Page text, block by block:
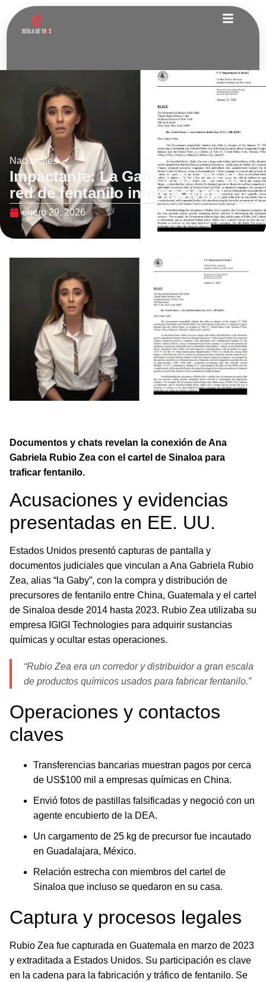
Nacionales
Impactante: La Gaby y su rol en
red de fentanilo internacional
enero 29, 2026
Documentos y chats revelan la conexión de Ana
Gabriela Rubio Zea con el cartel de Sinaloa para
traficar fentanilo.
Acusaciones y evidencias
presentadas en EE. UU.
Estados Unidos presentó capturas de pantalla y
documentos judiciales que vinculan a Ana Gabriela Rubio
Zea, alias “la Gaby”, con la compra y distribución de
precursores de fentanilo entre China, Guatemala y el cartel
de Sinaloa desde 2014 hasta 2023. Rubio Zea utilizaba su
empresa IGIGI Technologies para adquirir sustancias
químicas y ocultar estas operaciones.
“Rubio Zea era un corredor y distribuidor a gran escala
de productos químicos usados para fabricar fentanilo.”
Operaciones y contactos
claves
Transferencias bancarias muestran pagos por cerca
de US$100 mil a empresas químicas en China.
Envió fotos de pastillas falsificadas y negoció con un
agente encubierto de la DEA.
Un cargamento de 25 kg de precursor fue incautado
en Guadalajara, México.
Relación estrecha con miembros del cartel de
Sinaloa que incluso se quedaron en su casa.
Captura y procesos legales
Rubio Zea fue capturada en Guatemala en marzo de 2023
y extraditada a Estados Unidos. Su participación es clave
en la cadena para la fabricación y tráfico de fentanilo. Se